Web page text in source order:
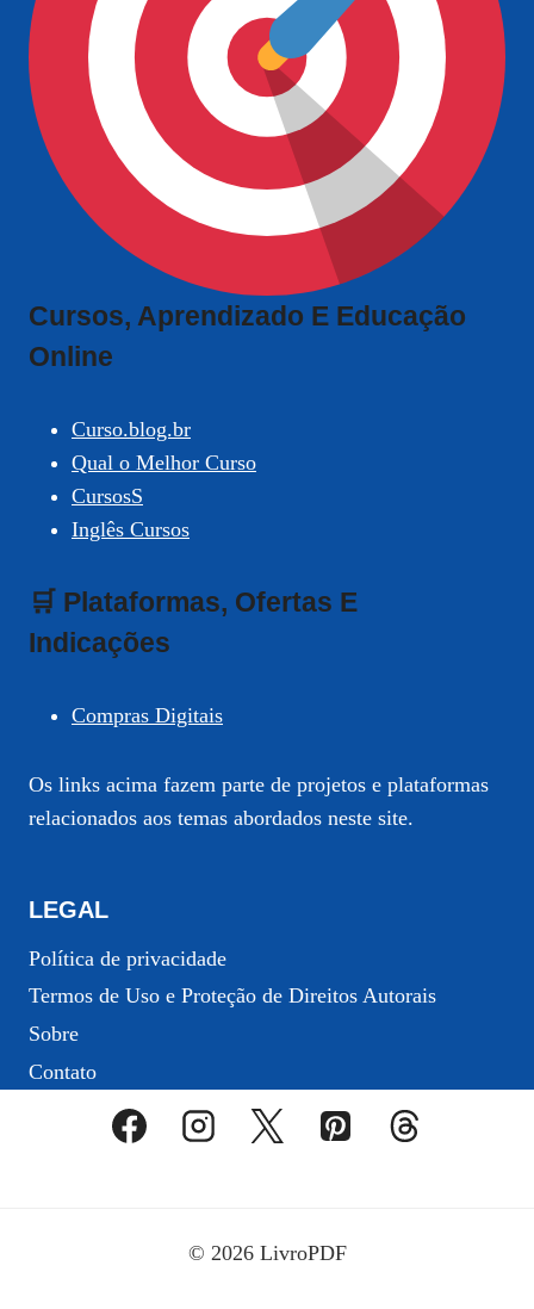
Cursos, Aprendizado E Educação
Online
Curso.blog.br
Qual o Melhor Curso
CursosS
Inglês Cursos
🛒 Plataformas, Ofertas E
Indicações
Compras Digitais
Os links acima fazem parte de projetos e plataformas
relacionados aos temas abordados neste site.
LEGAL
Política de privacidade
Termos de Uso e Proteção de Direitos Autorais
Sobre
Contato
© 2026 LivroPDF